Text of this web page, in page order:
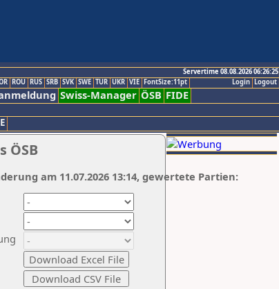
Servertime 08.08.2026 06:26:25
Logout
Login
ROU RUS SRB SVK SWE TUR UKR VIE FontSize:11pt
Swiss-Manager ÖSB FIDE
ÖSB
am 11.07.2026 13:14, gewertete Partien: